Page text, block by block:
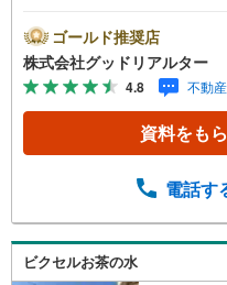
介です。投資用マン
空室リスクです。利
いてしまえば、絵に
ご紹介するマンショ
ろんのこと、エリ
貸営業経験スタッ
ての対策はお任せ
い合わせください。
わたり、得られるこ
料等については、賃
ゴールド推奨店
株式会社グッドリアルター
4.8 不動
資料をも
電話す
ビクセルお茶の水